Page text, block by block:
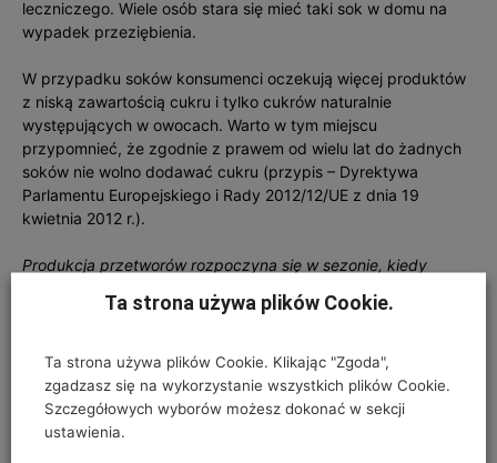
leczniczego. Wiele osób stara się mieć taki sok w domu na
wypadek przeziębienia.
W przypadku soków konsumenci oczekują więcej produktów
z niską zawartością cukru i tylko cukrów naturalnie
występujących w owocach. Warto w tym miejscu
przypomnieć, że zgodnie z prawem od wielu lat do żadnych
soków nie wolno dodawać cukru (przypis – Dyrektywa
Parlamentu Europejskiego i Rady 2012/12/UE z dnia 19
kwietnia 2012 r.).
Produkcja przetworów rozpoczyna się w sezonie, kiedy
To pozwala cieszyć się bogactwem witamin, składników
Barbara Groele, Sekretarz Generalny Stowarzyszenia Krajowa
Unia Producentów Soków.
Gdzie najłatwiej wprowadzać przetwory do diety?
Ta strona używa plików Cookie.
Ta strona używa plików Cookie. Klikając "Zgoda",
zgadzasz się na wykorzystanie wszystkich plików Cookie.
Szczegółowych wyborów możesz dokonać w sekcji
ustawienia.